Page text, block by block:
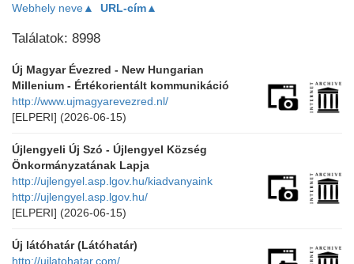
Webhely neve▲ URL-cím▲
Találatok: 8998
Új Magyar Évezred - New Hungarian
Millenium - Értékorientált kommunikáció
http://www.ujmagyarevezred.nl/
[ELPERI] (2026-06-15)
Újlengyeli Új Szó - Újlengyel Község
Önkormányzatának Lapja
http://ujlengyel.asp.lgov.hu/kiadvanyaink
http://ujlengyel.asp.lgov.hu/
[ELPERI] (2026-06-15)
Új látóhatár (Látóhatár)
http://ujlatohatar.com/